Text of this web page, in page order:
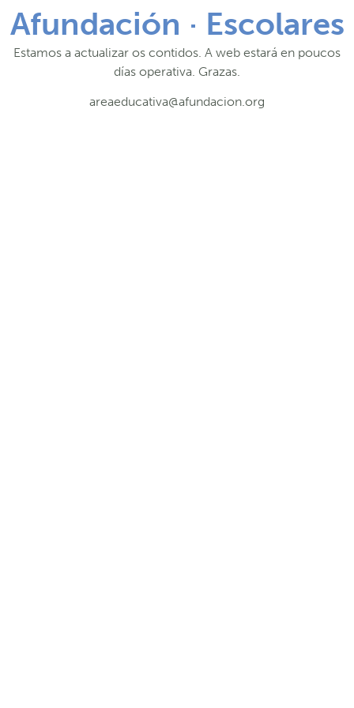
Afundación · Escolares
Estamos a actualizar os contidos. A web estará en poucos
días operativa. Grazas.
areaeducativa@afundacion.org